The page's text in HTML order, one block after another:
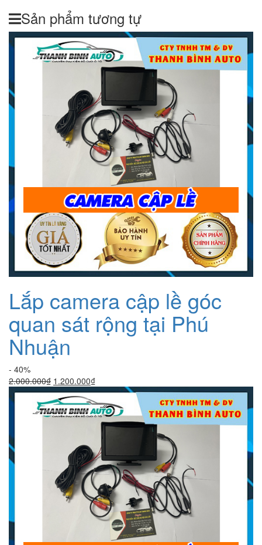
Sản phẩm tương tự
Lắp camera cập lề góc
quan sát rộng tại Phú
Nhuận
- 40%
2.000.000₫ Giá
gốc
là:
2.000.000₫.
1.200.000₫Giá
hiện
tại
là:
1.200.000₫.